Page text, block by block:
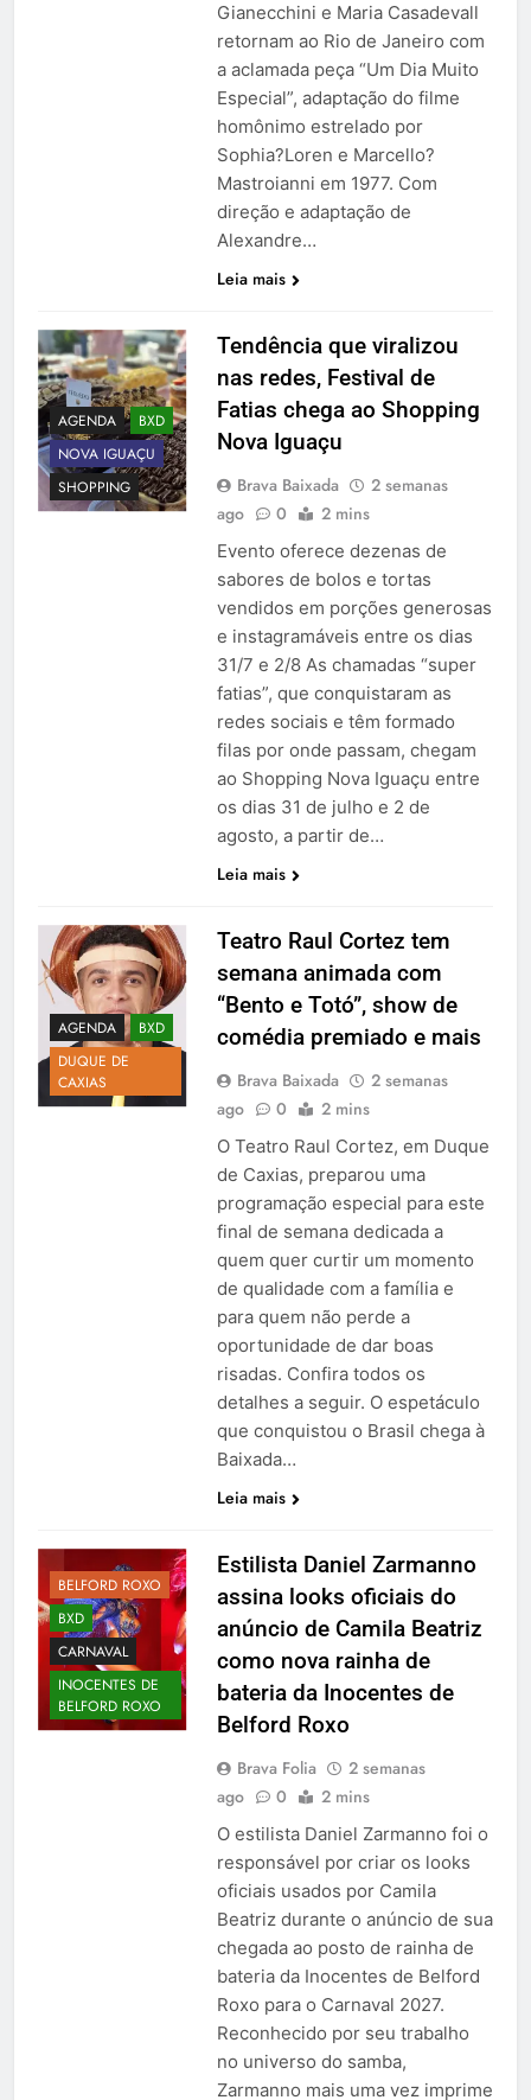
Gianecchini e Maria Casadevall
retornam ao Rio de Janeiro com
a aclamada peça “Um Dia Muito
Especial”, adaptação do filme
homônimo estrelado por
Sophia?Loren e Marcello?
Mastroianni em 1977. Com
direção e adaptação de
Alexandre…
Leia mais
AGENDA
BXD
NOVA IGUAÇU
SHOPPING
Tendência que viralizou
nas redes, Festival de
Fatias chega ao Shopping
Nova Iguaçu
Brava Baixada
2 semanas
ago
0 2 mins
Evento oferece dezenas de
sabores de bolos e tortas
vendidos em porções generosas
e instagramáveis entre os dias
31/7 e 2/8 As chamadas “super
fatias”, que conquistaram as
redes sociais e têm formado
filas por onde passam, chegam
ao Shopping Nova Iguaçu entre
os dias 31 de julho e 2 de
agosto, a partir de…
Leia mais
AGENDA
BXD
DUQUE DE
CAXIAS
Teatro Raul Cortez tem
semana animada com
“Bento e Totó”, show de
comédia premiado e mais
Brava Baixada
2 semanas
ago
0 2 mins
O Teatro Raul Cortez, em Duque
de Caxias, preparou uma
programação especial para este
final de semana dedicada a
quem quer curtir um momento
de qualidade com a família e
para quem não perde a
oportunidade de dar boas
risadas. Confira todos os
detalhes a seguir. O espetáculo
que conquistou o Brasil chega à
Baixada…
Leia mais
BELFORD ROXO
BXD
CARNAVAL
INOCENTES DE
BELFORD ROXO
Estilista Daniel Zarmanno
assina looks oficiais do
anúncio de Camila Beatriz
como nova rainha de
bateria da Inocentes de
Belford Roxo
Brava Folia
2 semanas
ago
0 2 mins
O estilista Daniel Zarmanno foi o
responsável por criar os looks
oficiais usados por Camila
Beatriz durante o anúncio de sua
chegada ao posto de rainha de
bateria da Inocentes de Belford
Roxo para o Carnaval 2027.
Reconhecido por seu trabalho
no universo do samba,
Zarmanno mais uma vez imprime